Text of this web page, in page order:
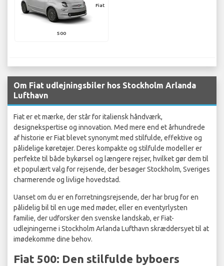
Fiat
500
Om Fiat udlejningsbiler hos Stockholm Arlanda
Lufthavn
Fiat er et mærke, der står for italiensk håndværk,
designekspertise og innovation. Med mere end et århundrede
af historie er Fiat blevet synonymt med stilfulde, effektive og
pålidelige køretøjer. Deres kompakte og stilfulde modeller er
perfekte til både bykørsel og længere rejser, hvilket gør dem til
et populært valg for rejsende, der besøger Stockholm, Sveriges
charmerende og livlige hovedstad.
Uanset om du er en forretningsrejsende, der har brug for en
pålidelig bil til en uge med møder, eller en eventyrlysten
familie, der udforsker den svenske landskab, er Fiat-
udlejningerne i Stockholm Arlanda Lufthavn skræddersyet til at
imødekomme dine behov.
Fiat 500: Den stilfulde byboers